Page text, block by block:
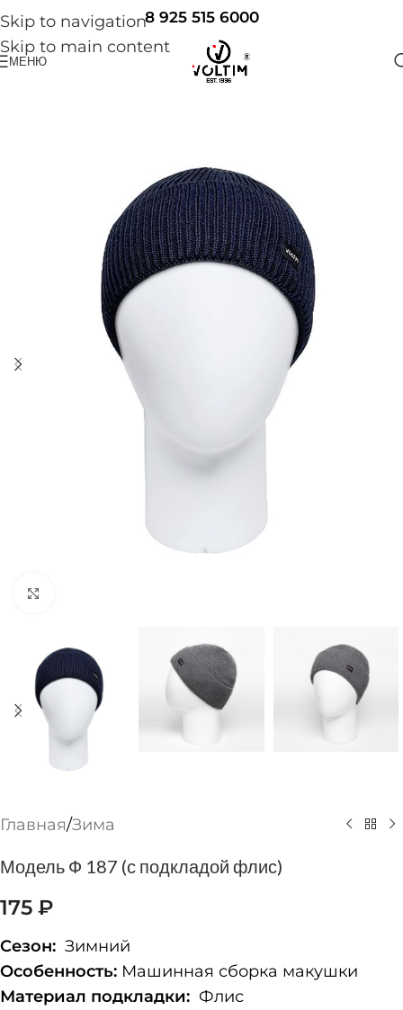
Skip to navigation
Skip to main content
8 925 515 6000
МЕНЮ
Главная/Зима
Модель Ф 187 (с подкладой флис)
175 ₽
Сезон: Зимний
Особенность: Машинная сборка макушки
Материал подкладки: Флис